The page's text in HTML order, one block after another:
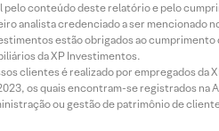
pelo conteúdo deste relatório e pelo
analista credenciado a ser mencionado
estão obrigados ao
da XP Investimentos.
clientes é realizado por empregados da
os quais encontram-se registrados
ou gestão de patrimônio de